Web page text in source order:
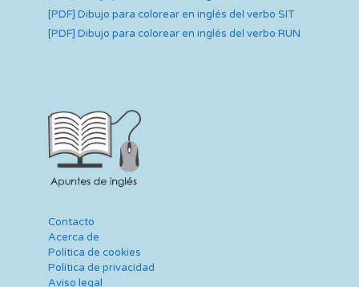
[PDF] Dibujo para colorear en inglés del verbo SIT
[PDF] Dibujo para colorear en inglés del verbo RUN
Contacto
Acerca de
Política de cookies
Política de privacidad
Aviso legal